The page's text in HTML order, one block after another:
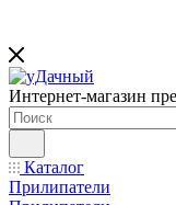
Интернет-магазин
Каталог
Прилипатели